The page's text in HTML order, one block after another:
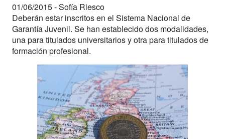
01/06/2015 -Sofía Riesco
Deberán estar inscritos en el Sistema Nacional de
Garantía Juvenil. Se han establecido dos modalidades,
una para titulados universitarios y otra para titulados de
formación profesional.